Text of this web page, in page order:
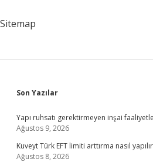
Sitemap
Sidebar
Son Yazılar
Yapı ruhsatı gerektirmeyen inşai
Ağustos 9, 2026
Kuveyt Türk EFT limiti arttırma nasıl
Ağustos 8, 2026